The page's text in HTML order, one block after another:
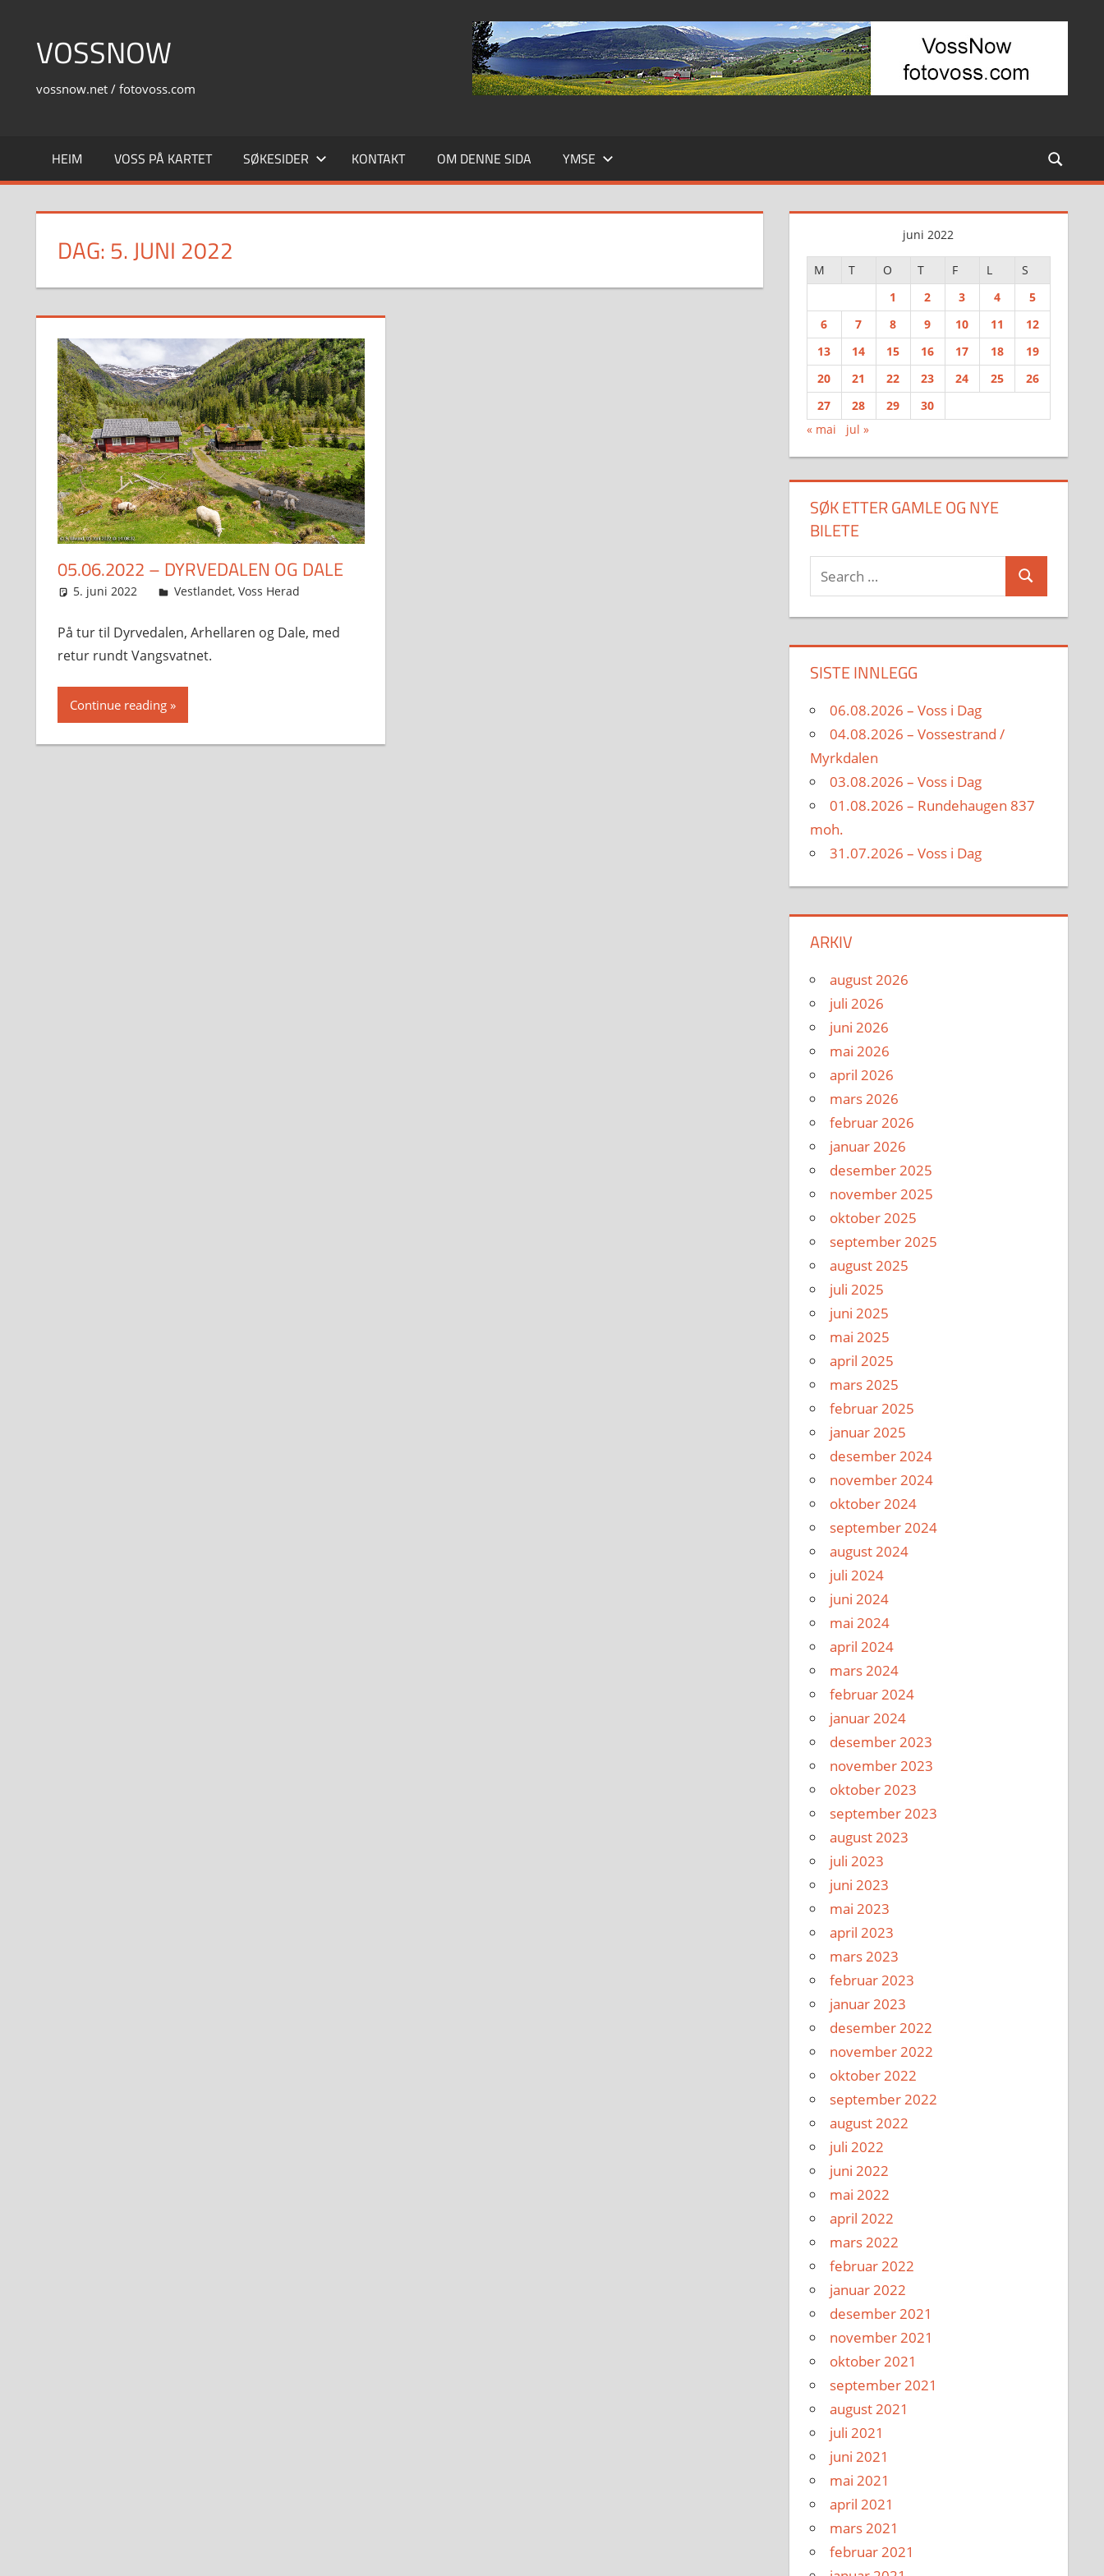
contentVOSSNOW
vossnow.net / fotovoss.com
HEIM VOSS PÅ KARTET SØKESIDER KONTAKT OM DENNE SIDA YMSE
DAG: 5. JUNI 2022
05.06.2022 – DYRVEDALEN OG DALE
5. juni 2022 Svein
Vestlandet, Voss Herad
På tur til Dyrvedalen, Arhellaren og Dale, med
retur rundt Vangsvatnet.
Continue reading
juni 2022
M T O T F L
S
1
2 3 4
5
6
7 8 9 10 11
12
13
14 15 16 17 18
19
20
21 22 23 24 25
26
27
28 29
30
« mai
jul »
SØK ETTER GAMLE OG NYE
BILETE
Search
for:
Search
SISTE INNLEGG
06.08.2026 – Voss i Dag
04.08.2026 – Vossestrand /
Myrkdalen
03.08.2026 – Voss i Dag
01.08.2026 – Rundehaugen 837
moh.
31.07.2026 – Voss i Dag
ARKIV
august 2026
juli 2026
juni 2026
mai 2026
april 2026
mars 2026
februar 2026
januar 2026
desember 2025
november 2025
oktober 2025
september 2025
august 2025
juli 2025
juni 2025
mai 2025
april 2025
mars 2025
februar 2025
januar 2025
desember 2024
november 2024
oktober 2024
september 2024
august 2024
juli 2024
juni 2024
mai 2024
april 2024
mars 2024
februar 2024
januar 2024
desember 2023
november 2023
oktober 2023
september 2023
august 2023
juli 2023
juni 2023
mai 2023
april 2023
mars 2023
februar 2023
januar 2023
desember 2022
november 2022
oktober 2022
september 2022
august 2022
juli 2022
juni 2022
mai 2022
april 2022
mars 2022
februar 2022
januar 2022
desember 2021
november 2021
oktober 2021
september 2021
august 2021
juli 2021
juni 2021
mai 2021
april 2021
mars 2021
februar 2021